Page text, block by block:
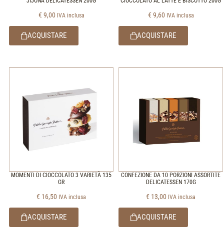
€ 9,00 IVA inclusa
ACQUISTARE
€ 9,60 IVA inclusa
ACQUISTARE
MOMENTI DI CIOCCOLATO 3 VARIETÀ 135
GR
€ 16,50 IVA inclusa
ACQUISTARE
CONFEZIONE DA 10 PORZIONI ASSORTITE
DELICATESSEN 170G
€ 13,00 IVA inclusa
ACQUISTARE